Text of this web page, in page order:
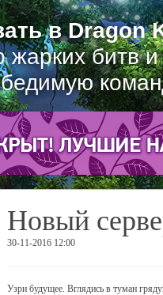
в Dragon
жарких битв
Новый
30-11-2016 12:00
Узри будущее. Вглядись в туман